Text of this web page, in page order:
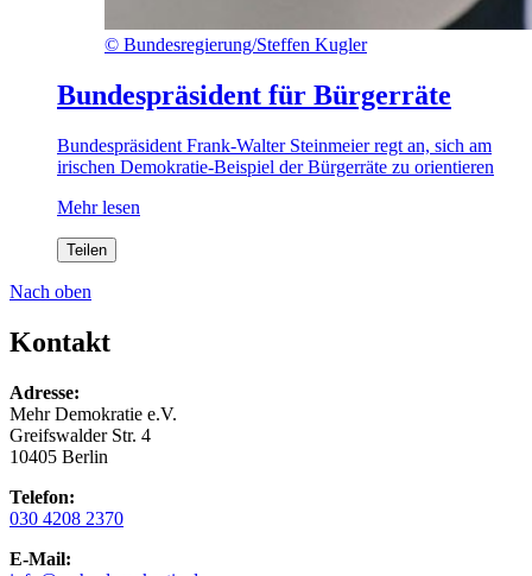
© Bundesregierung/Steffen Kugler
Bundespräsident für Bürgerräte
Bundespräsident Frank-Walter Steinmeier regt an, sich am
irischen Demokratie-Beispiel der Bürgerräte zu orientieren
Mehr lesen
Teilen
Nach oben
Kontakt
Adresse:
Mehr Demokratie e.V.
Greifswalder Str. 4
10405 Berlin
Telefon:
030 4208 2370
E-Mail: